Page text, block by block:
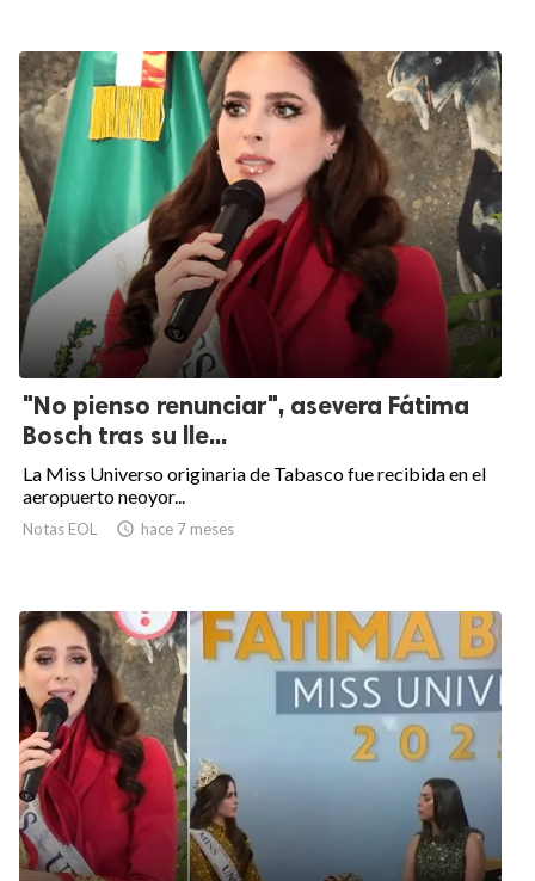
"No pienso renunciar", asevera Fátima
Bosch tras su lle...
La Miss Universo originaria de Tabasco fue recibida en el
aeropuerto neoyor...
Notas EOL  hace 7 meses